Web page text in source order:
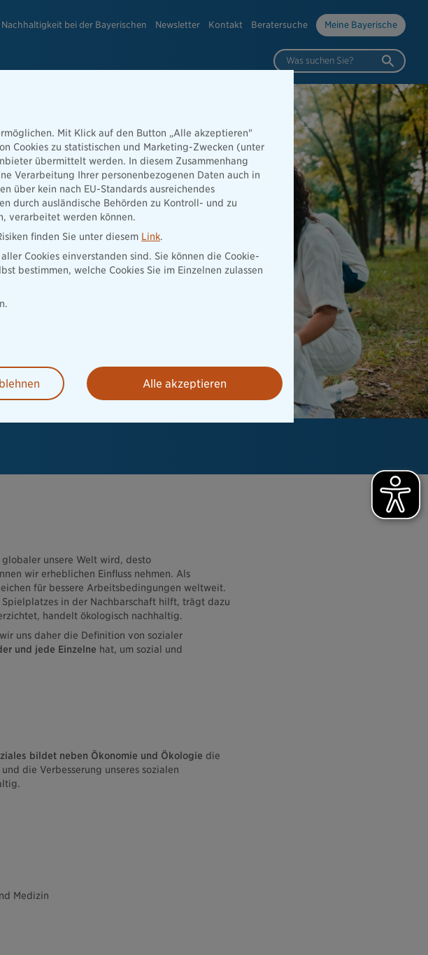
Nachhaltigkeit bei der Bayerischen Newsletter Kontakt Beratersuche Meine Bayerische
Was suchen Sie?
unsere Welt wird, desto
wir erheblichen Einfluss nehmen. Als
für bessere Arbeitsbedingungen weltweit.
in der Nachbarschaft hilft, trägt dazu
handelt ökologisch nachhaltig.
uns daher die Definition von sozialer
und jede Einzelne hat, um sozial und
bildet neben Ökonomie und Ökologie die
die Verbesserung unseres sozialen
Medizin
Mit Klick auf den Button „Alle akzeptieren"
Cookies zu statistischen und Marketing-Zwecken (unter
übermittelt werden. In diesem Zusammenhang
Verarbeitung Ihrer personenbezogenen Daten auch in
über kein nach EU-Standards ausreichendes
durch ausländische Behörden zu Kontroll- und zu
verarbeitet werden können.
finden Sie unter diesem Link.
Cookies einverstanden sind. Sie können die Cookie-
bestimmen, welche Cookies Sie im Einzelnen zulassen
Alle akzeptieren